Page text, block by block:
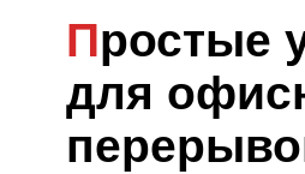
Простые упражнения
для